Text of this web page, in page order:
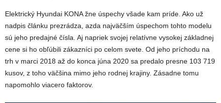
Elektrický Hyundai KONA žne úspechy všade kam príde. Ako už
nadpis článku prezrádza, azda najväčším úspechom tohto modelu
sú jeho predajné čísla. Aj napriek svojej relatívne vysokej základnej
cene si ho obľúbili zákazníci po celom svete. Od jeho príchodu na
trh v marci 2018 až do konca júna 2020 sa predalo presne 103 719
kusov, z toho väčšina mimo jeho rodnej krajiny. Zásadne tomu
napomohlo viacero faktorov.